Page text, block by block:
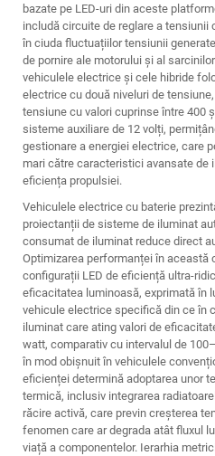
bazate pe LED-uri din aceste
includă circuite de reglare a
în ciuda fluctuațiilor tensiunii
de pornire ale motorului și al
vehiculele electrice și cele hibride
electrice cu două niveluri de
tensiune cu valori cuprinse între 400
sisteme auxiliare de 12 volți,
gestionare a energiei electrice, care
mari către caracteristici avansate de
eficiența propulsiei.
Vehiculele electrice cu baterie
proiectanții de sisteme de iluminat
consumat de iluminat reduce direct
Optimizarea performanței în această
configurații LED de eficiență ultra-
eficacitatea luminoasă, exprimată în
vehicule electrice specifică din ce în
iluminat care ating valori de
watt, comparativ cu intervalul de
în mod obișnuit în vehiculele
eficienței determină adoptarea unor
termică, inclusiv integrarea
răcire activă, care previn creșterea
fenomen care ar degrada atât fluxul
viață a componentelor. Ierarhia